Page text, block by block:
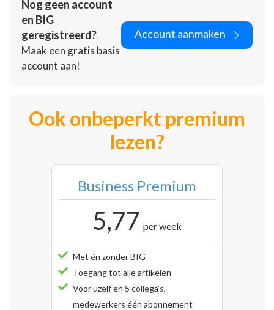
Nog geen account
en BIG
geregistreerd?
Maak een gratis basis
account aan!
Account aanmaken
Ook onbeperkt premium
lezen?
Business Premium
5,77 per week
Met én zonder BIG
Toegang tot alle artikelen
Voor uzelf en 5 collega’s,
medewerkers één abonnement